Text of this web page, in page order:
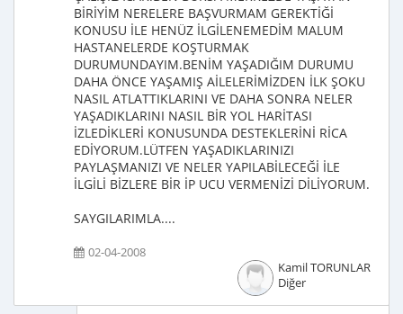
BİRİYİM NERELERE BAŞVURMAM GEREKTİĞİ
KONUSU İLE HENÜZ İLGİLENEMEDİM MALUM
HASTANELERDE KOŞTURMAK
DURUMUNDAYIM.BENİM YAŞADIĞIM DURUMU
DAHA ÖNCE YAŞAMIŞ AİLELERİMİZDEN İLK ŞOKU
NASIL ATLATTIKLARINI VE DAHA SONRA NELER
YAŞADIKLARINI NASIL BİR YOL HARİTASI
İZLEDİKLERİ KONUSUNDA DESTEKLERİNİ RİCA
EDİYORUM.LÜTFEN YAŞADIKLARINIZI
PAYLAŞMANIZI VE NELER YAPILABİLECEĞİ İLE
İLGİLİ BİZLERE BİR İP UCU VERMENİZİ DİLİYORUM.
SAYGILARIMLA....
02-04-2008
Kamil TORUNLAR
Diğer